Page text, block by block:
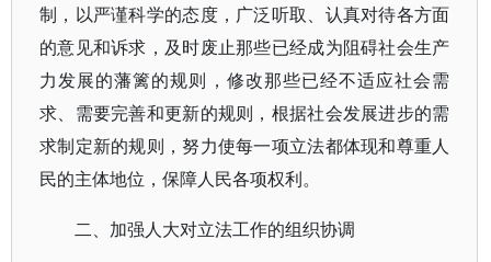
制，以严谨科学的态度，广泛听取、认真对待各方面
的意见和诉求，及时废止那些已经成为阻碍社会生产
力发展的藩篱的规则，修改那些已经不适应社会需
求、需要完善和更新的规则，根据社会发展进步的需
求制定新的规则，努力使每一项立法都体现和尊重人
民的主体地位，保障人民各项权利。
二、加强人大对立法工作的组织协调